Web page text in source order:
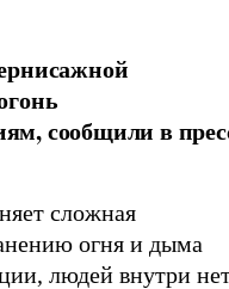
сообщили в
сложная
огня и дыма
людей внутри